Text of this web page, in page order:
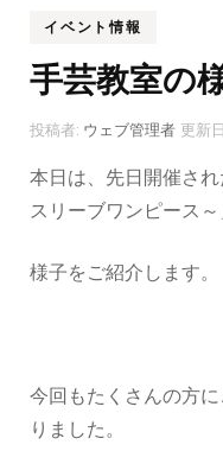
イベント情報
手芸教室の
投稿者: ウェブ管理者 更新
本日は、先日開催さ
スリーブワンピース
様子をご紹介します。
今回もたくさんの方
りました。